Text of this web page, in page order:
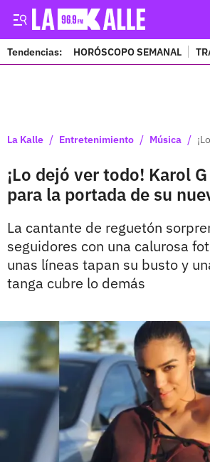
Tendencias: HORÓSCOPO SEMANAL
La Kalle / Entretenimiento / Música /
¡Lo dejó ver todo! Karol G
para la portada de su
La cantante de reguetón
seguidores con una calurosa
unas líneas tapan su busto y
tanga cubre lo demás